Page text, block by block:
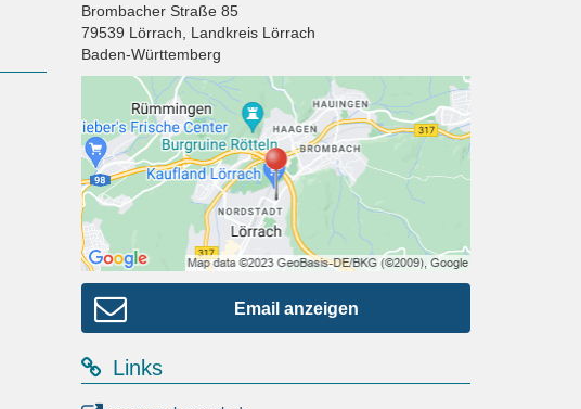
Brombacher Straße 85
79539 Lörrach, Landkreis Lörrach
Baden-Württemberg
Email anzeigen
Links